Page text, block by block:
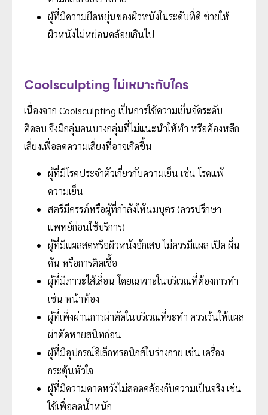
ผู้ที่มีความยืดหยุ่นของผิวหนังในระดับที่ดี ช่วยให้
ผิวหนังไม่หย่อนคล้อยเกินไป
Coolsculpting ไม่เหมาะกับใคร
เนื่องจาก Coolsculpting เป็นการใช้ความเย็นจัดระดับ
ติดลบ จึงมีกลุ่มคนบางกลุ่มที่ไม่แนะนำให้ทำ หรือต้องหลีก
เลี่ยงเพื่อลดความเสี่ยงที่อาจเกิดขึ้น
ผู้ที่มีโรคประจำตัวเกี่ยวกับความเย็น เช่น โรคแพ้
ความเย็น
สตรีมีครรภ์หรือผู้ที่กำลังให้นมบุตร (ควรปรึกษา
แพทย์ก่อนใช้บริการ)
ผู้ที่มีแผลสดหรือผิวหนังอักเสบ ไม่ควรมีแผล เปิด ผื่น
คัน หรือการติดเชื้อ
ผู้ที่มีภาวะไส้เลื่อน โดยเฉพาะในบริเวณที่ต้องการทำ
เช่น หน้าท้อง
ผู้ที่เพิ่งผ่านการผ่าตัดในบริเวณที่จะทำ ควรเว้นให้แผล
ผ่าตัดหายสนิทก่อน
ผู้ที่มีอุปกรณ์อิเล็กทรอนิกส์ในร่างกาย เช่น เครื่อง
กระตุ้นหัวใจ
ผู้ที่มีความคาดหวังไม่สอดคล้องกับความเป็นจริง เช่น
ใช้เพื่อลดน้ำหนัก